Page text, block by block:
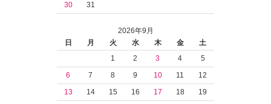
30
31
2026年9月
日
月 火 水 木 金
土
1
2 3 4
5
6
7 8 9 10 11
12
13
14 15 16 17 18
19